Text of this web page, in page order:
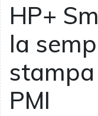
HP+
la
PMI